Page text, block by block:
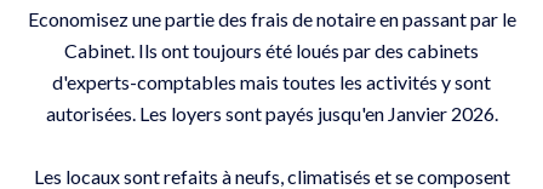
Economisez une partie des frais de notaire en passant par le
Cabinet. Ils ont toujours été loués par des cabinets
d'experts-comptables mais toutes les activités y sont
autorisées. Les loyers sont payés jusqu'en Janvier 2026.
Les locaux sont refaits à neufs, climatisés et se composent